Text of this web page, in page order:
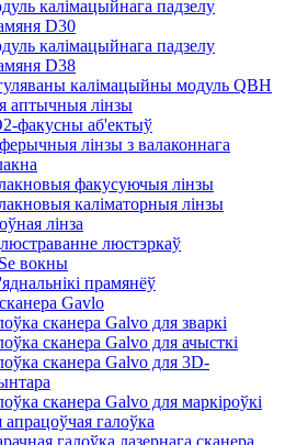
калімацыйнага падзелу
D30
калімацыйнага падзелу
D38
калімацыйны модуль QBH
аптычныя лінзы
факусны аб'ектыў
лінзы з валаконнага
факусуючыя лінзы
каліматорныя лінзы
лінза
люстэркаў
вокны
прамянёў
Gavlo
сканера Galvo для зваркі
сканера Galvo для ачысткі
сканера Galvo для 3D-
сканера Galvo для маркіроўкі
апрацоўчая галоўка
галоўка лазернага сканера